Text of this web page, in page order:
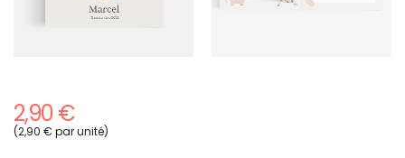
2,90 €
(2,90 € par unité)